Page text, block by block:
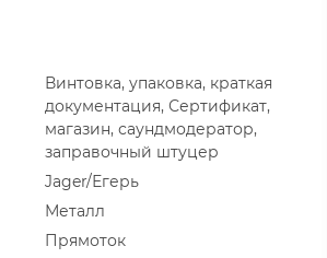
Винтовка, упаковка, краткая
документация, Сертификат,
магазин, саундмодератор,
заправочный штуцер
Jager/Егерь
Металл
Прямоток